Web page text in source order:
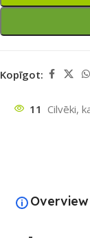
Kopīgot:
11 Cilvēki,
Overview